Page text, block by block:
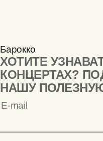
Барокко
ХОТИТЕ
КОНЦЕРТАХ?
НАШУ